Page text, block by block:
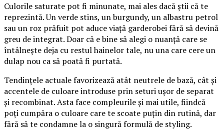
Culorile saturate pot fi minunate, mai ales dacă știi că te
reprezintă. Un verde stins, un burgundy, un albastru petrol
sau un roz prăfuit pot aduce viață garderobei fără să devină
greu de integrat. Doar că e bine să alegi o nuanță care se
întâlnește deja cu restul hainelor tale, nu una care cere un
dulap nou ca să poată fi purtată.
Tendințele actuale favorizează atât neutrele de bază, cât și
accentele de culoare introduse prin seturi ușor de separat
și recombinat. Asta face compleurile și mai utile, fiindcă
poți cumpăra o culoare care te scoate puțin din rutină, dar
fără să te condamne la o singură formulă de styling.